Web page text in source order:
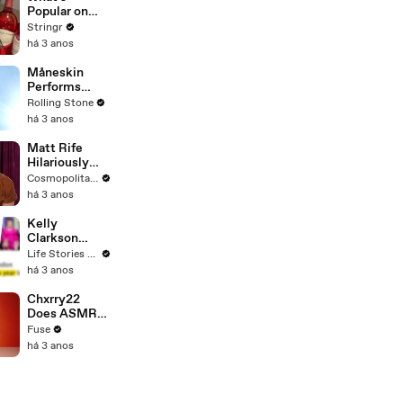
To Vote For A
Continuing
Resolution'
Popular on
Uber Eats?
Stringr
há 3 anos
Måneskin
Performs
"HONEY" at
MSG
Rolling Stone
há 3 anos
Matt Rife
Hilariously
Roasts Your
Dating
Cosmopolitan
Cosmopolitan USA
há 3 anos
Kelly
Clarkson
Fights Back
Against
Blackstock In
Devastating
Divorce
Battle
Life Stories By Goalcast
há 3 anos
Chxrry22
Does ASMR
with Matcha,
Talks Using
Fuse
há 3 anos